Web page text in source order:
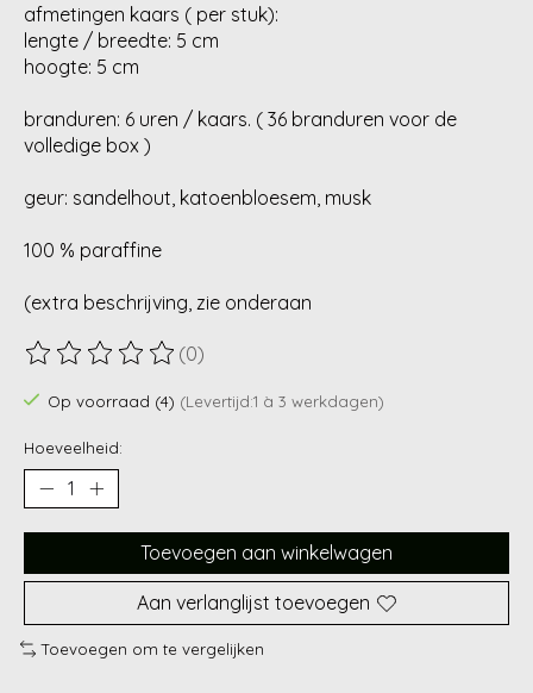
afmetingen kaars ( per stuk):
lengte / breedte: 5 cm
hoogte: 5 cm
branduren: 6 uren / kaars. ( 36 branduren voor de
volledige box )
geur: sandelhout, katoenbloesem, musk
100 % paraffine
(extra beschrijving, zie onderaan
De beoordeling van dit product is
(0)
Op voorraad (4) (Levertijd:1 à 3 werkdagen)
Hoeveelheid:
Toevoegen aan winkelwagen
Aan verlanglijst toevoegen
Toevoegen om te vergelijken